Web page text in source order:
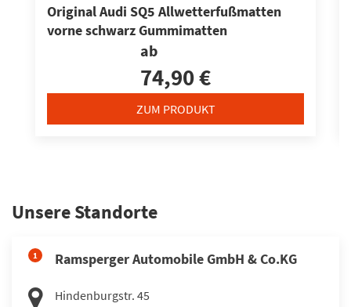
Original Audi SQ5 Allwetterfußmatten
vorne schwarz Gummimatten
ab
74,90 €
ZUM PRODUKT
Unsere Standorte
1 Ramsperger Automobile GmbH & Co.KG
Hindenburgstr. 45